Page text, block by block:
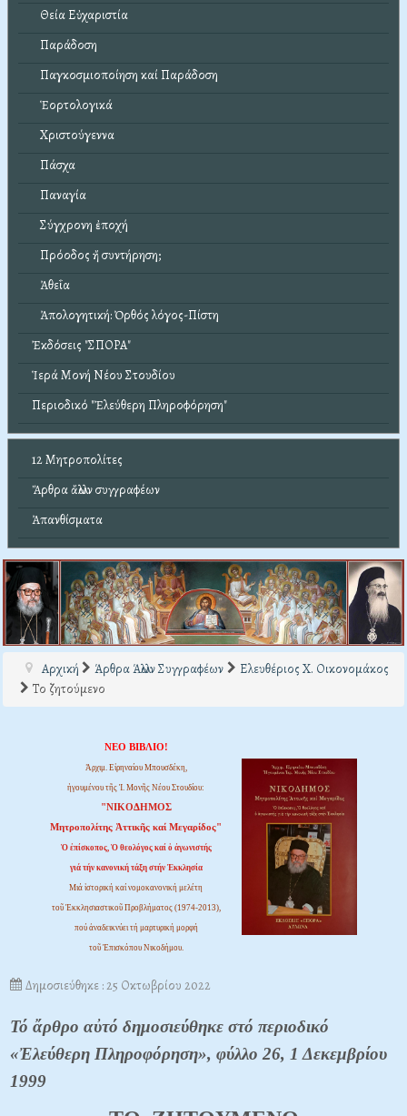
Θεία Εὐχαριστία
Παράδοση
Παγκοσμιοποίηση καί Παράδοση
Ἑορτολογικά
Χριστούγεννα
Πάσχα
Παναγία
Σύγχρονη ἐποχή
Πρόοδος ἤ συντήρηση;
Ἀθεΐα
Ἀπολογητική: Ὀρθός λόγος-Πίστη
Ἐκδόσεις "ΣΠΟΡΑ"
Ἱερά Μονή Νέου Στουδίου
Περιοδικό "Ἐλεύθερη Πληροφόρηση"
12 Μητροπολίτες
Ἄρθρα ἄλλων συγγραφέων
Ἀπανθίσματα
Αρχική Άρθρα Άλλων Συγγραφέων
Ελευθέριος Χ. Οικονομάκος
Το ζητούμενο
ΝΕΟ ΒΙΒΛΙΟ!
Ἀρχιμ. Εἰρηναίου Μπουσδέκη,
ἡγουμένου τῆς Ἱ. Μονῆς Νέου Στουδίου:
"ΝΙΚΟΔΗΜΟΣ
Μητροπολίτης Ἀττικῆς καί Μεγαρίδος"
Ὁ ἐπίσκοπος, Ὁ θεολόγος καί ὁ ἀγωνιστής
γιά τήν κανονική τάξη στήν Ἐκκλησία
Μιά ἱστορική καί νομοκανονική μελέτη
τοῦ Ἐκκλησιαστικοῦ Προβλήματος (1974-2013),
πού ἀναδεικνύει τή μαρτυρική μορφή
τοῦ Ἐπισκόπου Νικοδήμου.
Δημοσιεύθηκε : 25 Οκτωβρίου 2022
Τό ἄρθρο αὐτό δημοσιεύθηκε στό περιοδικό
«Ἐλεύθερη Πληροφόρηση», φύλλο 26, 1 Δεκεμβρίου
1999